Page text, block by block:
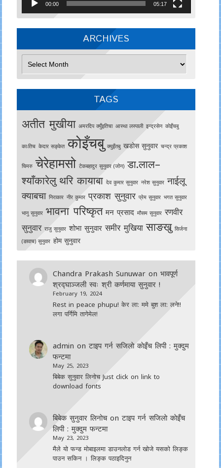
00:00 05:17
ARCHIVES
TAGS
अतीत मुखीया अमरदिप क्युँइतिचा आस्था लस्पाली इन्द्रसेन काेइँचबु
काःतिच केदार सङ्केत कोइँचबु क्युइँतबु खडोस सुनुवार चन्द्र प्रकाश
चिमरु चेरेहामसो टेकबहादुर सुनुवार (जोन) डा.लाल–
श्याँकारेलु थरि कायाबा देव कुमार सुनुवार नरेश सुनुवार नाईलू
क्याबचा निराकार नीर कुमार प्रकाश सुनुवार प्रेम सुनुवार भगत सुनुवार
भानु सुनुवार भावना परिष्कृत मन प्रसाद मौसम सुनुवार रणवीर
सुनुवार राजु सुनुवार शोभा सुनुवार समीर मुखिया साङखु सिर्जना
(ङावाच) सुनुवार होम सुनुवार
Chandra Prakash Sunuwar onभावपूर्ण
श्रद्घाञ्जली स्वः श्री कर्णमाया सुनुवार !
February 19, 2024
Rest in peace phupu! केर ला: ममे बुश ला: लने!!
लगा पर्गिमि तागेमेल!
admin onटाइप गर्न सजिलाे काेइँच लिपी : मुक्दुम
फन्टमा
May 25, 2023
बिबेक सुनुवार लिनोच Just click on link to
download fonts
बिबेक सुनुवार लिनोचonटाइप गर्न सजिलाे काेइँच
लिपी : मुक्दुम फन्टमा
May 23, 2023
मैले यो फन्ड मोबाइलमा डाउनल‍ोड गर्न खोजे यसको लिङ्क
पाउन सकिन । लिङ्क पठाइदिनुन